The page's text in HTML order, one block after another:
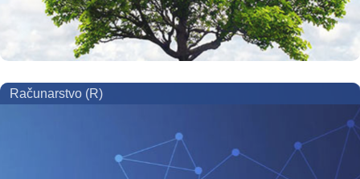
Računarstvo (R)